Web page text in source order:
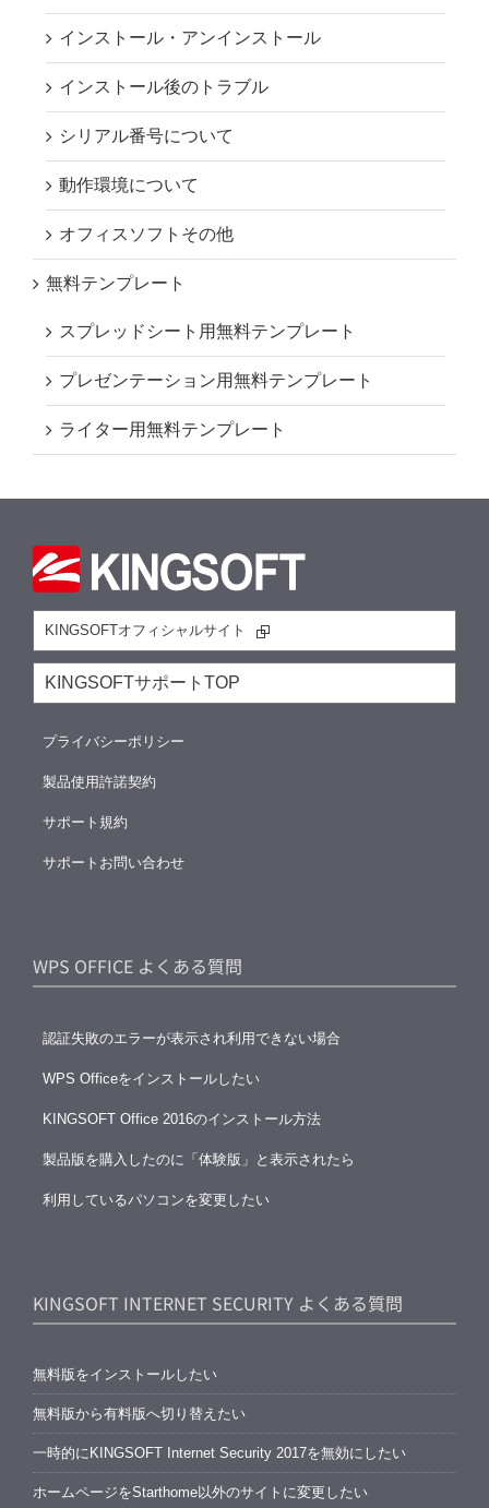
インストール・アンインストール
インストール後のトラブル
シリアル番号について
動作環境について
オフィスソフトその他
無料テンプレート
スプレッドシート用無料テンプレート
プレゼンテーション用無料テンプレート
ライター用無料テンプレート
KINGSOFTオフィシャルサイト
KINGSOFTサポートTOP
プライバシーポリシー
製品使用許諾契約
サポート規約
サポートお問い合わせ
WPS OFFICE よくある質問
認証失敗のエラーが表示され利用できない場合
WPS Officeをインストールしたい
KINGSOFT Office 2016のインストール方法
製品版を購入したのに「体験版」と表示されたら
利用しているパソコンを変更したい
KINGSOFT INTERNET SECURITY よくある質問
無料版をインストールしたい
無料版から有料版へ切り替えたい
一時的にKINGSOFT Internet Security 2017を無効にしたい
ホームページをStarthome以外のサイトに変更したい